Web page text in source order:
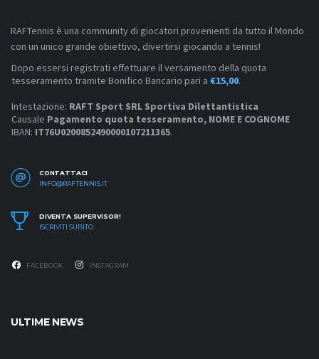
RAFTennis è una community di giocatori provenienti da tutto il Mondo
con un unico grande obiettivo, divertirsi giocando a tennis!
Dopo essersi registrati effettuare il versamento della quota
tesseramento tramite Bonifico Bancario pari a €15,00.
Intestazione: RAFT Sport SRL Sportiva Dilettantistica
Causale Pagamento quota tesseramento, NOME E COGNOME
IBAN: IT76U0200852490000107211365.
CONTATTACI
INFO@RAFTENNIS.IT
DIVENTA SUPERVISOR!
ISCRIVITI SUBITO
FACEBOOK INSTAGRAM
ULTIME NEWS